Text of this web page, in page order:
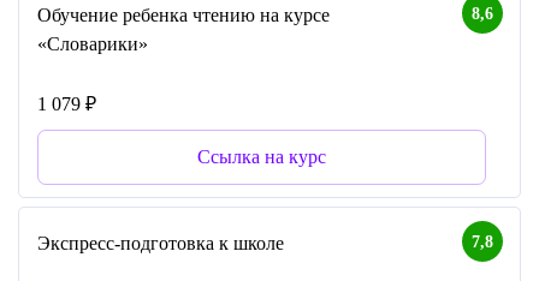
8,6
Обучение ребенка чтению на курсе
«Словарики»
1 079 ₽
Ссылка на курс
7,8
Экспресс-подготовка к школе